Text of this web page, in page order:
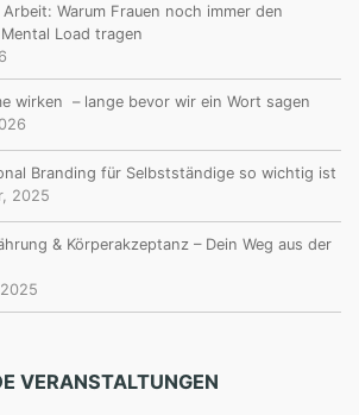
Warum Frauen noch immer den
Load tragen
wirken – lange bevor wir ein Wort sagen
Branding für Selbstständige so wichtig ist
2025
& Körperakzeptanz – Dein Weg aus der
VERANSTALTUNGEN